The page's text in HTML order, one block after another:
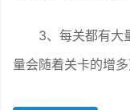
3、每关都有大
量会随着关卡的增多